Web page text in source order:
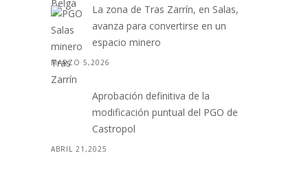
La zona de Tras Zarrín, en Salas,
avanza para convertirse en un
espacio minero
MARZO 5,2026
Aprobación definitiva de la
modificación puntual del PGO de
Castropol
ABRIL 21,2025